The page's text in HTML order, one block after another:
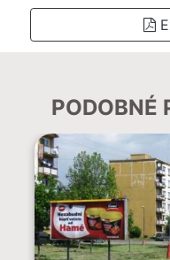
PODOBNÉ